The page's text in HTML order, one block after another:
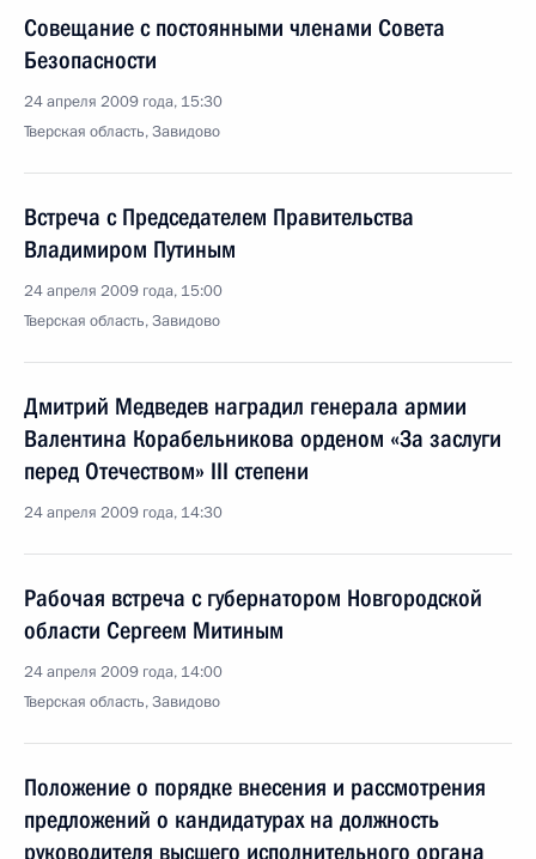
Совещание с постоянными членами Совета
Безопасности
24 апреля 2009 года, 15:30
Тверская область, Завидово
Встреча с Председателем Правительства
Владимиром Путиным
24 апреля 2009 года, 15:00
Тверская область, Завидово
Дмитрий Медведев наградил генерала армии
Валентина Корабельникова орденом «За заслуги
перед Отечеством» III степени
24 апреля 2009 года, 14:30
Рабочая встреча с губернатором Новгородской
области Сергеем Митиным
24 апреля 2009 года, 14:00
Тверская область, Завидово
Положение о порядке внесения и рассмотрения
предложений о кандидатурах на должность
руководителя высшего исполнительного органа